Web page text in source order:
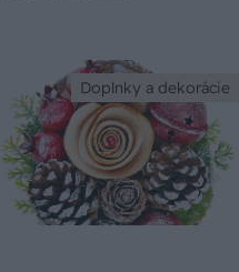
Doplnky a dekorácie